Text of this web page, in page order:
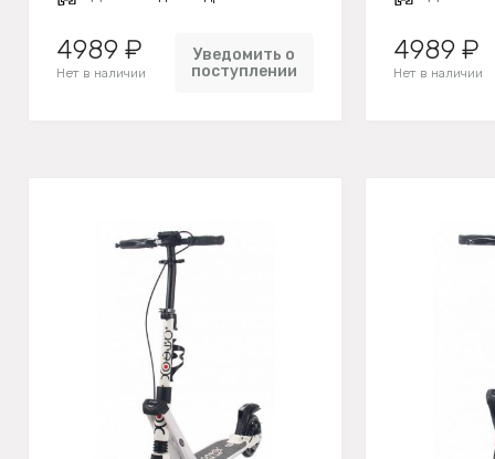
4989 ₽
Нет в наличии
Уведомить о
поступлении
4989 ₽
Нет в наличии